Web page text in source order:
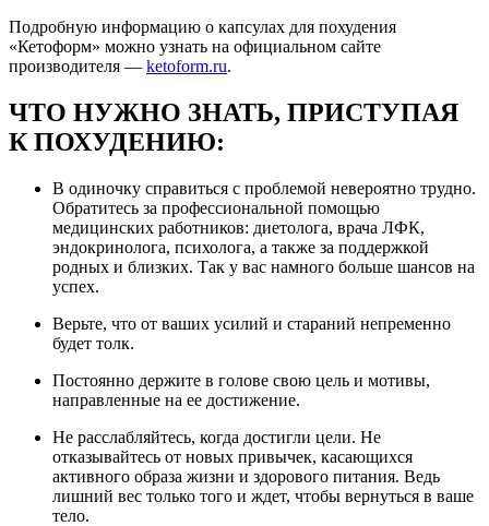
Подробную информацию о капсулах для похудения
«Кетоформ» можно узнать на официальном сайте
производителя — ketoform.ru.
ЧТО НУЖНО ЗНАТЬ, ПРИСТУПАЯ
К ПОХУДЕНИЮ:
В одиночку справиться с проблемой невероятно трудно.
Обратитесь за профессиональной помощью
медицинских работников: диетолога, врача ЛФК,
эндокринолога, психолога, а также за поддержкой
родных и близких. Так у вас намного больше шансов на
успех.
Верьте, что от ваших усилий и стараний непременно
будет толк.
Постоянно держите в голове свою цель и мотивы,
направленные на ее достижение.
Не расслабляйтесь, когда достигли цели. Не
отказывайтесь от новых привычек, касающихся
активного образа жизни и здорового питания. Ведь
лишний вес только того и ждет, чтобы вернуться в ваше
тело.